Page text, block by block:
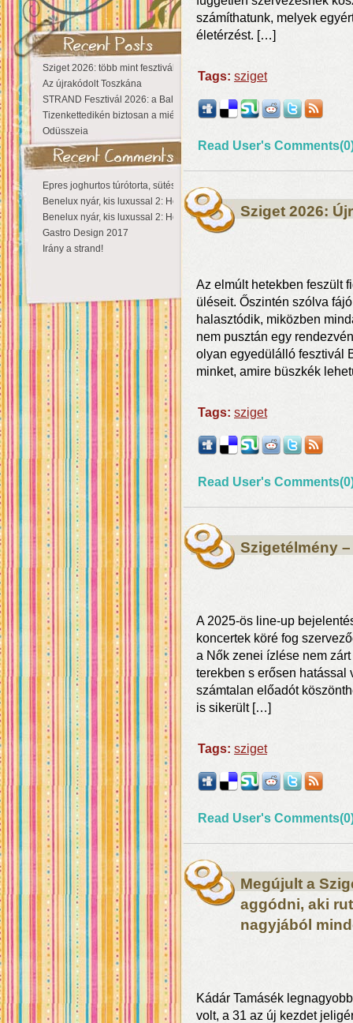
Sziget 2026: több mint fesztivál, egy városnyi élmény
Az újrakódolt Toszkána
STRAND Fesztivál 2026: a Balaton partján a nyár még tart!
Tizenkettedikén biztosan a miénk a Sziget!
Odüsszeia
Epres joghurtos túrótorta, sütés nélkül
Benelux nyár, kis luxussal 2: Hollandia
Benelux nyár, kis luxussal 2: Hollandia
Gastro Design 2017
Irány a strand!
számíthatunk, melyek
életérzést. […]
Tags: sziget
Read User's
Sziget 2026:
Az elmúlt hetekben feszült
üléseit. Őszintén szólva
halasztódik, miközben
nem pusztán egy
olyan egyedülálló fesztivál
minket, amire büszkék
Tags: sziget
Read User's
Szigetélmény –
A 2025-ös line-up
koncertek köré fog
a Nők zenei ízlése nem
terekben s erősen hatással
számtalan előadót
is sikerült […]
Tags: sziget
Read User's
Megújult a
aggódni, aki
nagyjából
Kádár Tamásék
volt, a 31 az új kezdet